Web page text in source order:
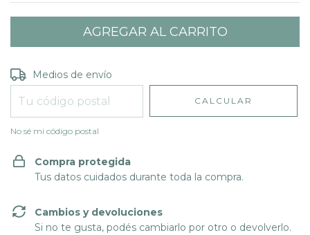
Entregas para el CP:
Medios de envío
CALCULAR
No sé mi código postal
Compra protegida
Tus datos cuidados durante toda la compra.
Cambios y devoluciones
Si no te gusta, podés cambiarlo por otro o devolverlo.